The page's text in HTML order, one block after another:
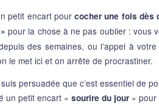
petit encart pourcocher une fois dès
pour la chose à ne pas oublier : vous
des semaines, ou l’appel à
le met ici et on arrête de procrastiner.
persuadée que c’est essentiel de
un petit encart « sourire du jour »